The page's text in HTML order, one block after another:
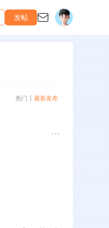
发帖
热门 最新发布